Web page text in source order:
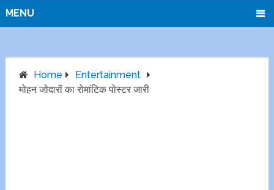
MENU
Home
Entertainment
मोहन जोदारों का रोमांटिक पोस्टर जारी